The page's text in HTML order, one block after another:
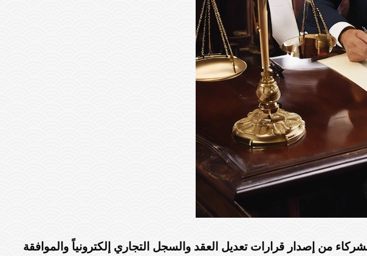
من إصدار قرارات تعديل العقد والسجل التجاري إلكترونياً والموافقة